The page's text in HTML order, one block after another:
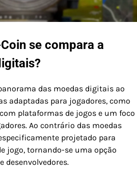
se compara a
das moedas digitais ao
adaptadas para jogadores, como
plataformas de jogos e um foco
Ao contrário das moedas
projetado para
jogo, tornando-se uma opção
desenvolvedores.